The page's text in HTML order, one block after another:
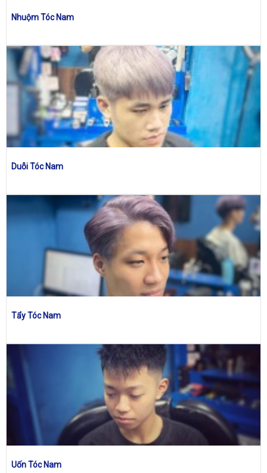
Nhuộm Tóc Nam
Duỗi Tóc Nam
Tẩy Tóc Nam
Uốn Tóc Nam